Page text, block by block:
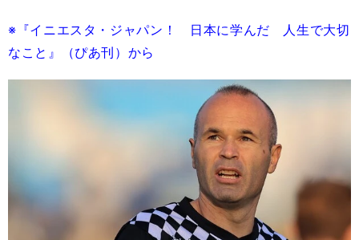
※『イニエスタ・ジャパン！ 日本に学んだ 人生で大切
なこと』（ぴあ刊）から